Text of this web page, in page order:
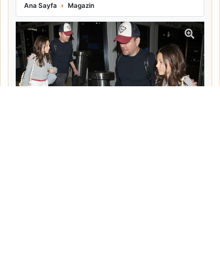
Ana Sayfa Magazin
Matt Damon Babalık Pişmanlığını İtiraf Etti